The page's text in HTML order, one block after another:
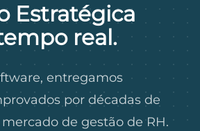
Estratégica
real.
entregamos
por décadas de
de gestão de RH.